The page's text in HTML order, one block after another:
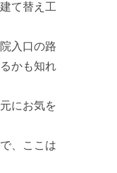
て替え工
入口の路
かも知れ
にお気を
、ここは